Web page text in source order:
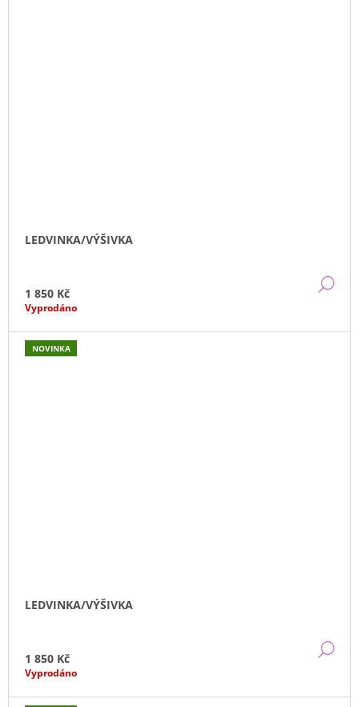
LEDVINKA/VÝŠIVKA
1 850 Kč
Vyprodáno
NOVINKA
LEDVINKA/VÝŠIVKA
1 850 Kč
Vyprodáno